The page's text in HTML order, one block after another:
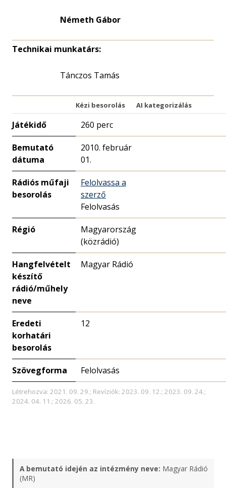
Németh Gábor
Technikai munkatárs:
Tánczos Tamás
Kézi besorolás AI kategorizálás
Játékidő 260 perc
Bemutató
dátuma
2010. február
01.
Rádiós műfaji
besorolás
Felolvassa a
szerző
Felolvasás
Régió
Magyarország
(közrádió)
Hangfelvételt
készítő
rádió/műhely
neve
Magyar Rádió
Eredeti
korhatári
besorolás
12
Szövegforma Felolvasás
Létrehozva: 2021. 09. 29.; Revíziók: 2023. 09. 12.; 2023. 09. 24.;
2024. 04. 11.; 2026. 05. 23.
A bemutató idején az intézmény neve: Magyar Rádió
(MR)